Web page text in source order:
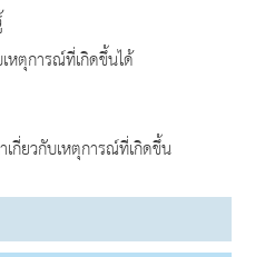
หตุการณ์ที่เกิดขึ้นได้
กี่ยวกับเหตุการณ์ที่เกิดขึ้น